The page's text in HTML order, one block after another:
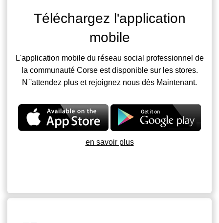
Téléchargez l'application
mobile
L'application mobile du réseau social professionnel de
la communauté Corse est disponible sur les stores.
N`'attendez plus et rejoignez nous dès Maintenant.
en savoir plus